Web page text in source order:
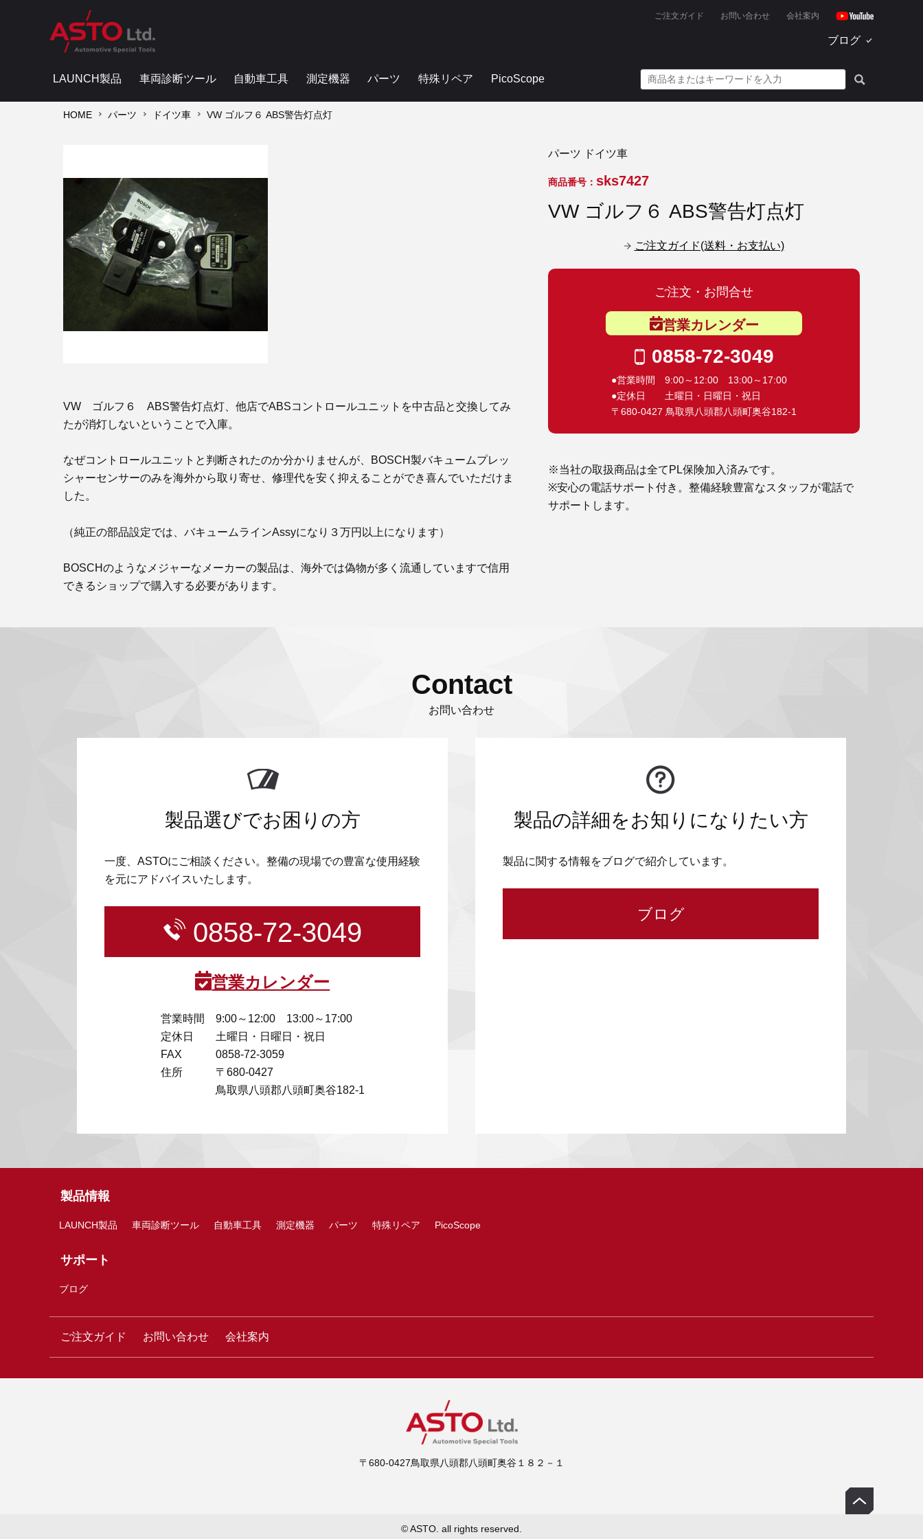
ご注文ガイド お問い合わせ 会社案内
ブログ
LAUNCH製品 車両診断ツール 自動車工具 測定機器 パーツ 特殊リペア PicoScope
HOME パーツ ドイツ車 VW ゴルフ６ ABS警告灯点灯
VW ゴルフ６ ABS警告灯点灯、他店でABSコントロールユニットを中古品と交換してみ
たが消灯しないということで入庫。
なぜコントロールユニットと判断されたのか分かりませんが、BOSCH製バキュームプレッ
シャーセンサーのみを海外から取り寄せ、修理代を安く抑えることができ喜んでいただけま
した。
（純正の部品設定では、バキュームラインAssyになり３万円以上になります）
BOSCHのようなメジャーなメーカーの製品は、海外では偽物が多く流通していますで信用
できるショップで購入する必要があります。
パーツ ドイツ車
商品番号： sks7427
VW ゴルフ６ ABS警告灯点灯
ご注文ガイド(送料・お支払い)
ご注文・お問合せ
営業カレンダー
0858-72-3049
●営業時間 9:00～12:00 13:00～17:00
●定休日 土曜日・日曜日・祝日
〒680-0427 鳥取県八頭郡八頭町奥谷182-1
※当社の取扱商品は全てPL保険加入済みです。
※安心の電話サポート付き。整備経験豊富なスタッフが電話で
サポートします。
Contact
お問い合わせ
製品選びでお困りの方
一度、ASTOにご相談ください。整備の現場での豊富な使用経験
を元にアドバイスいたします。
0858-72-3049
営業カレンダー
営業時間
9:00～12:00 13:00～17:00
定休日
土曜日・日曜日・祝日
FAX
0858-72-3059
住所
〒680-0427
鳥取県八頭郡八頭町奥谷182-1
製品の詳細をお知りになりたい方
製品に関する情報をブログで紹介しています。
ブログ
製品情報
LAUNCH製品 車両診断ツール 自動車工具 測定機器 パーツ 特殊リペア PicoScope
サポート
ブログ
ご注文ガイド お問い合わせ 会社案内
〒680-0427鳥取県八頭郡八頭町奥谷１８２－１
© ASTO. all rights reserved.